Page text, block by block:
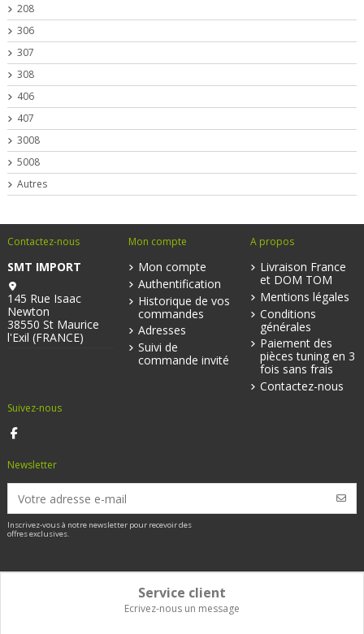
208
306
307
308
406
407
3008
5008
Autres
Contactez-nous
SMT IMPORT
145 Rue Isaac
Newton
38550 St Maurice
l'Exil (FRANCE)
Mon compte
Mon compte
Authentification
Historique de vos
commandes
Adresses
Suivi de
commande invité
A propos
Livraison France
et DOM TOM
Mentions légales
Conditions
générales
Paiement des
pièces tuning en 3
fois sans frais
Contactez-nous
Suivez-nous
Newsletter
Inscrivez-vous à notre newsletter pour recevoir des
offres exclusives.
Service client
Ecrivez-nous un message